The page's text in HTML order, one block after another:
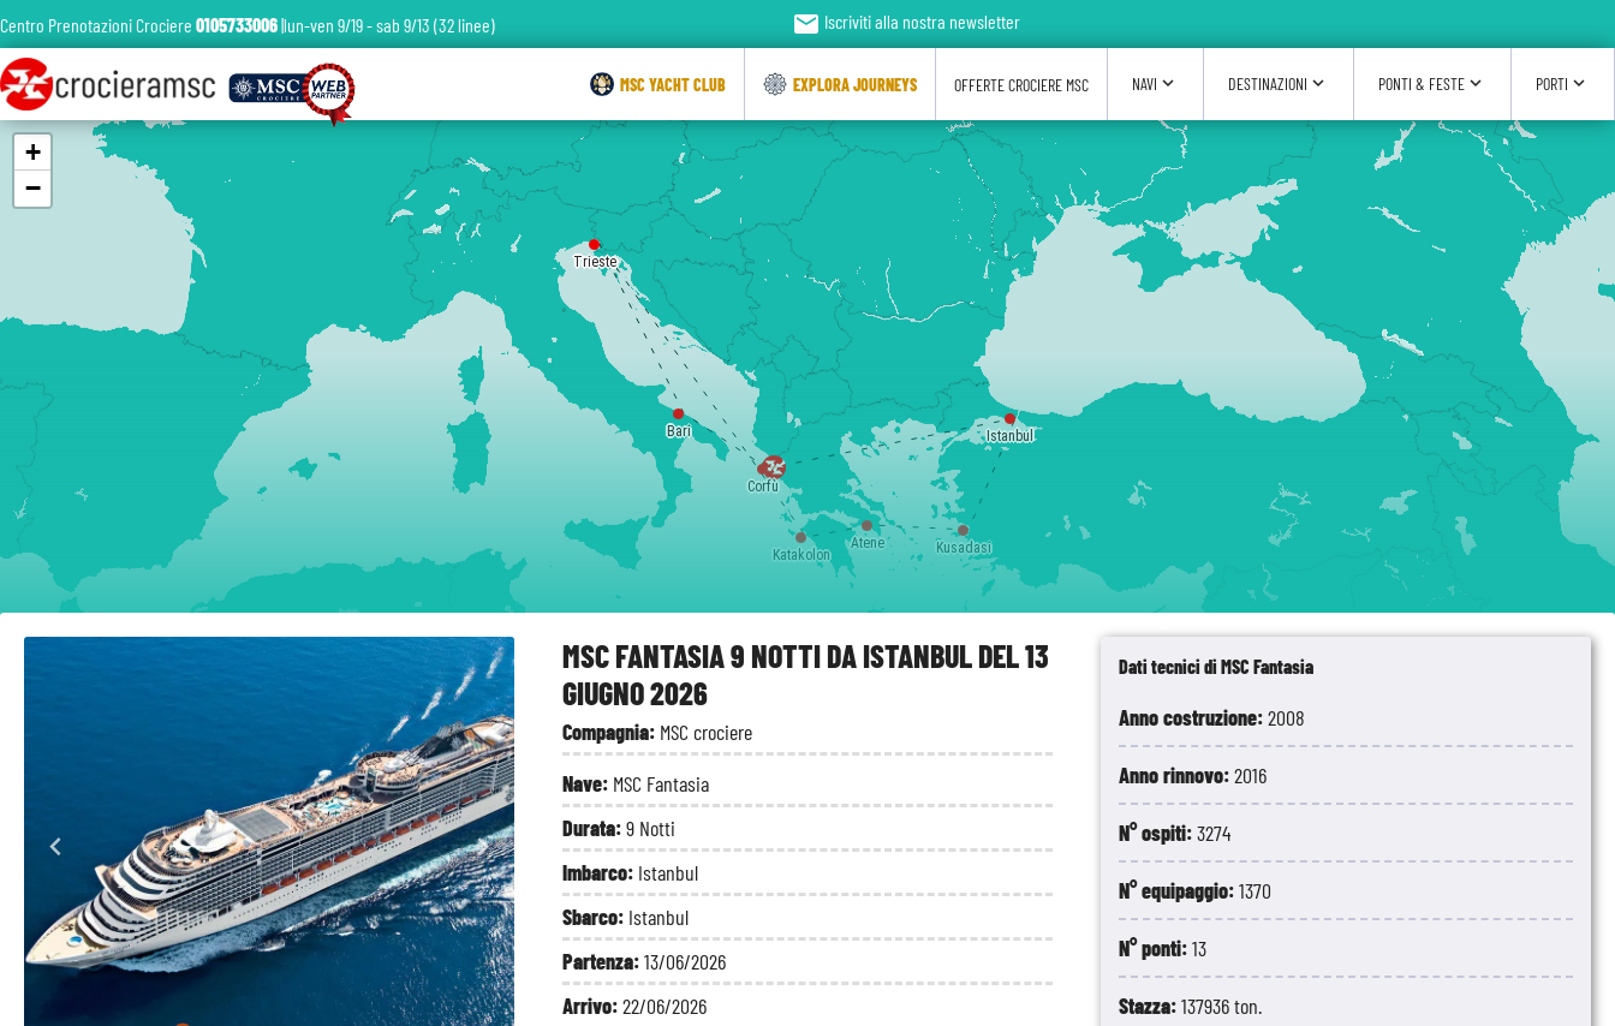
MSC FANTASIA 9 NOTTI DA ISTANBUL DEL 13
GIUGNO 2026
Compagnia: MSC crociere
Nave: MSC Fantasia
Durata:9 Notti
Imbarco: Istanbul
Sbarco: Istanbul
Partenza:13/06/2026
Arrivo:22/06/2026
Dati tecnici di MSC Fantasia
Anno costruzione:2008
Anno rinnovo:2016
N° ospiti:3274
N° equipaggio:1370
N° ponti:13
Stazza:137936 ton.
Istanbul
Corfù
Bari
Trieste
Katakolon
Atene Kusadasi
+
−
Centro Prenotazioni Crociere 0105733006|lun-ven 9/19 - sab 9/13 (32 linee) email Iscriviti alla nostra newsletter
MSC YACHT CLUB EXPLORA JOURNEYS OFFERTE CROCIERE MSC NAVI expand_more DESTINAZIONI expand_more PONTI & FESTE expand_more PORTI expand_more